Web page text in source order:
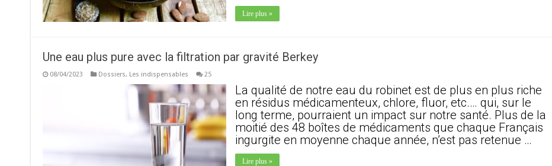
Lire plus »
Une eau plus pure avec la filtration par gravité Berkey
08/04/2023 Dossiers, Les indispensables 25
La qualité de notre eau du robinet est de plus en plus riche
en résidus médicamenteux, chlore, fluor, etc.… qui, sur le
long terme, pourraient un impact sur notre santé. Plus de la
moitié des 48 boîtes de médicaments que chaque Français
ingurgite en moyenne chaque année, n’est pas retenue …
Lire plus »